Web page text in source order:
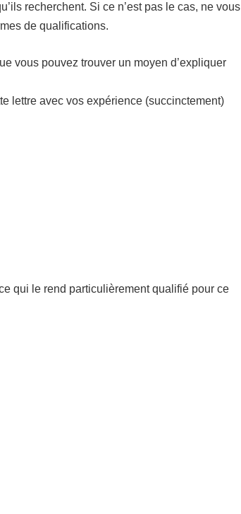
recherchent. Si ce n’est pas le cas, ne vous
de qualifications.
vous pouvez trouver un moyen d’expliquer
lettre avec vos expérience (succinctement)
qui le rend particulièrement qualifié pour ce